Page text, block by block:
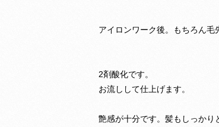
アイロンワーク後。もちろん毛
2剤酸化です。
お流しして仕上げます。
艶感が十分です。髪もしっかり